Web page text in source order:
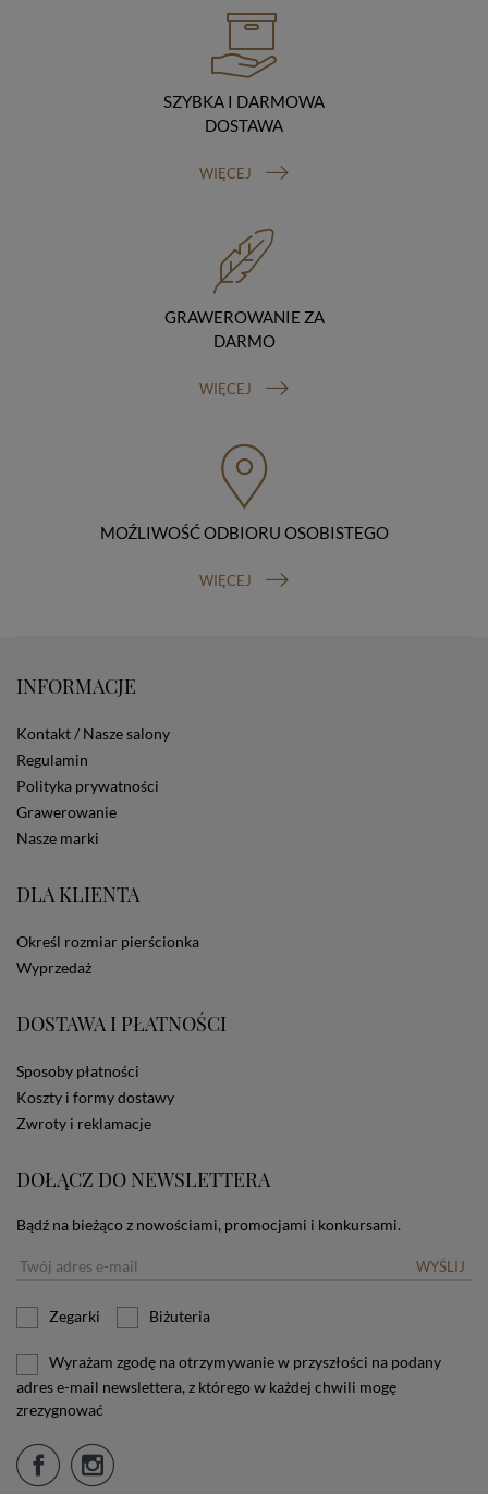
Twoje dane osobowe możemy udostępniać
hostingodawcy. Takie podmioty przetwarzają dane na
podstawie umowy z nami i tylko zgodnie z naszymi
poleceniami. Przekazujemy Twoje dane poza teren
Polski/UE/Europejskiego Obszaru Gospodarczego.
Okres przechowywania danych
Twoje dane przechowujemy do czasu posiadania
otrzymania ich kopii, prawo do sprostowania
(poprawiania) swoich danych, prawo do usunięcia
danych (jeżeli Twoim zdaniem nie ma podstaw do tego,
abyśmy przetwarzali Twoje dane, możesz zażądać,
abyśmy je usunęli), prawo do ograniczenia
przetwarzania danych (możesz zażądać, abyśmy
ograniczyli przetwarzanie Twoich danych osobowych
uzgodnionych z Tobą działań, jeżeli Twoim zdaniem
sprzeciwu wobec przetwarzania danych, prawo do
przenoszenia danych, prawo do wniesienia skargi do
organu nadzorczego (Prezesa Urzędu Ochrony Danych
Osobowych, ul. Stawki 2, 00-193 Warszawa) oraz
prawo do cofnięcia zgody na przetwarzanie danych
przetwarzanie danych w dowolnym momencie;
Informacja o dobrowolności podania danych
nie podasz danych, nie będziesz mógł przeglądać
zawartości naszej strony
Zautomatyzowane podejmowanie decyzji
Na stronie Sklepu są wykorzystywane pliki cookies.
Stosowane są one w celach zapewnienia maksymalnej
wygody wszystkich użytkowników (w tym Kupujących)
anonimowych danych dla celów reklamowych i
portale społecznościowe, np. Facebook). Korzystanie
dotyczących cookies oznacza, że będą one
użytkownika. Jeżeli użytkownik nie wyraża zgody na
informacji o plikach cookies.
SZYBKA I DARMOWA
DOSTAWA
WIĘCEJ
GRAWEROWANIE ZA
DARMO
WIĘCEJ
MOŹLIWOŚĆ ODBIORU OSOBISTEGO
WIĘCEJ
INFORMACJE
Kontakt / Nasze salony
Regulamin
Polityka prywatności
Grawerowanie
Nasze marki
DLA KLIENTA
Określ rozmiar pierścionka
Wyprzedaż
DOSTAWA I PŁATNOŚCI
Sposoby płatności
Koszty i formy dostawy
Zwroty i reklamacje
DOŁĄCZ DO NEWSLETTERA
Bądź na bieżąco z nowościami, promocjami i konkursami.
WYŚLIJ
Zegarki Biżuteria
Wyrażam zgodę na otrzymywanie w przyszłości na podany
adres e-mail newslettera, z którego w każdej chwili mogę
zrezygnować